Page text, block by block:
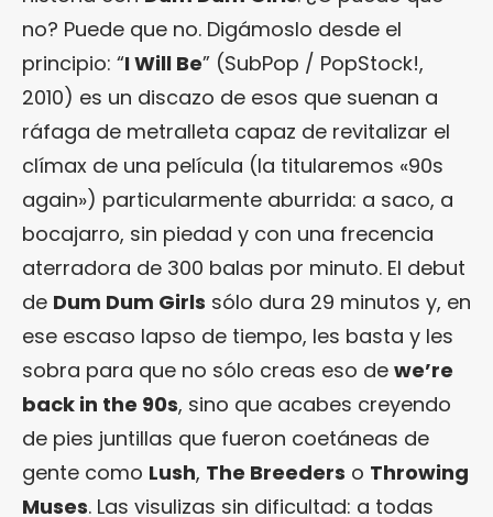
no? Puede que no. Digámoslo desde el
principio: “I Will Be” (SubPop / PopStock!,
2010) es un discazo de esos que suenan a
ráfaga de metralleta capaz de revitalizar el
clímax de una película (la titularemos «90s
again») particularmente aburrida: a saco, a
bocajarro, sin piedad y con una frecencia
aterradora de 300 balas por minuto. El debut
de Dum Dum Girls sólo dura 29 minutos y, en
ese escaso lapso de tiempo, les basta y les
sobra para que no sólo creas eso de we’re
back in the 90s, sino que acabes creyendo
de pies juntillas que fueron coetáneas de
gente como Lush, The Breeders o Throwing
Muses. Las visulizas sin dificultad: a todas